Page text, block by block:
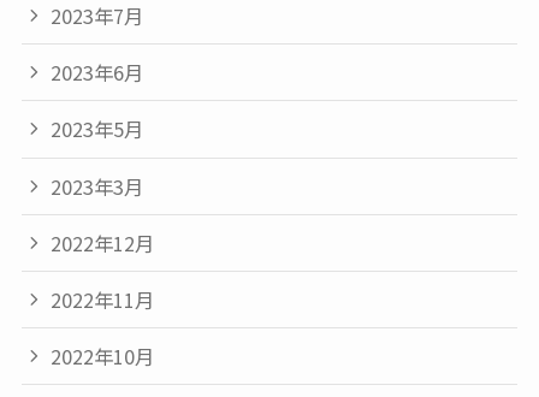
2023年7月
2023年6月
2023年5月
2023年3月
2022年12月
2022年11月
2022年10月